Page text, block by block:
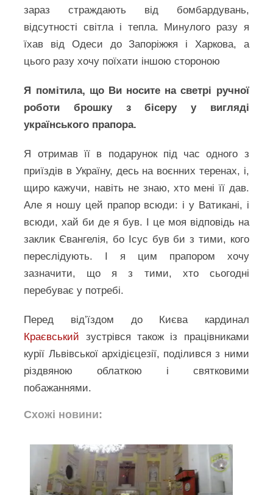
зараз страждають від бомбардувань,
відсутності світла і тепла. Минулого разу я
їхав від Одеси до Запоріжжя і Харкова, а
цього разу хочу поїхати іншою стороною
Я помітила, що Ви носите на светрі ручної
роботи брошку з бісеру у вигляді
українського прапора.
Я отримав її в подарунок під час одного з
приїздів в Україну, десь на воєнних теренах, і,
щиро кажучи, навіть не знаю, хто мені її дав.
Але я ношу цей прапор всюди: і у Ватикані, і
всюди, хай би де я був. І це моя відповідь на
заклик Євангелія, бо Ісус був би з тими, кого
переслідують. І я цим прапором хочу
зазначити, що я з тими, хто сьогодні
перебуває у потребі.
Перед від’їздом до Києва кардинал
Краєвський зустрівся також із працівниками
курії Львівської архідієцезії, поділився з ними
різдвяною облаткою і святковими
побажаннями.
Схожі новини: